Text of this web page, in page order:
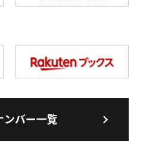
ンバー一覧